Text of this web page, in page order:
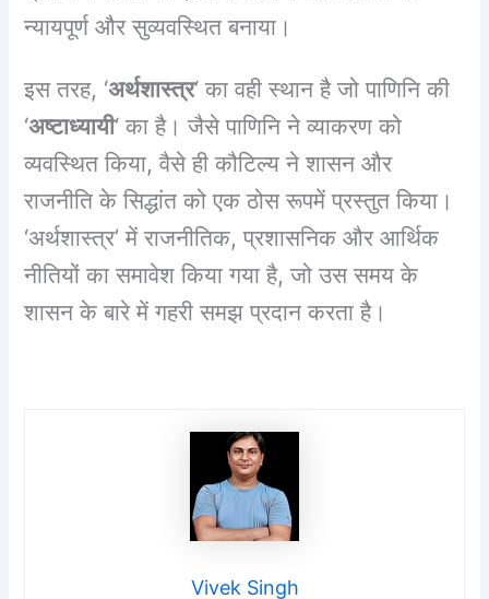
न्यायपूर्ण और सुव्यवस्थित बनाया।
इस तरह, ‘अर्थशास्त्र‘ का वही स्थान है जो पाणिनि की
‘अष्टाध्यायी‘ का है। जैसे पाणिनि ने व्याकरण को
व्यवस्थित किया, वैसे ही कौटिल्य ने शासन और
राजनीति के सिद्धांत को एक ठोस रूपमें प्रस्तुत किया।
‘अर्थशास्त्र’ में राजनीतिक, प्रशासनिक और आर्थिक
नीतियों का समावेश किया गया है, जो उस समय के
शासन के बारे में गहरी समझ प्रदान करता है।
Vivek Singh